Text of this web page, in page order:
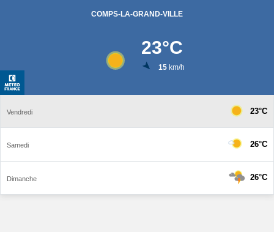
COMPS-LA-GRAND-VILLE
23°C
15km/h
Vendredi 23°C
Samedi 26°C
Dimanche 26°C